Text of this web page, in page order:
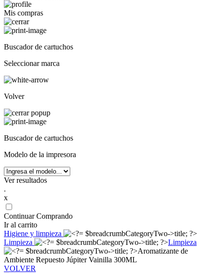
Mis compras
Buscador de cartuchos
Seleccionar marca
Volver
Buscador de cartuchos
Modelo de la impresora
Ver resultados
.
x
Continuar Comprando
Ir al carrito
Higiene y limpieza
Limpieza
Limpieza
Aromatizante de
Ambiente Repuesto Júpiter Vainilla 300ML
VOLVER